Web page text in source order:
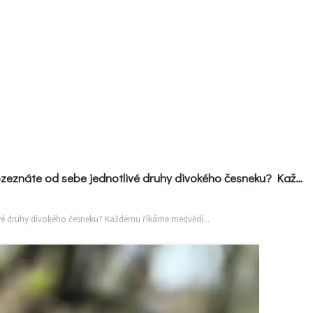
Rozeznáte od sebe jednotlivé druhy divokého česneku? Každému říkáme medvědí...
ZAHRADNÍ ARCHITEKTURA
Ferdinand
ZahrAppka
druhy divokého česneku? Každému říkáme medvědí...
na
článek